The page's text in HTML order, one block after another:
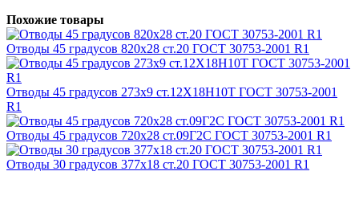
Похожие товары
Отводы 45 градусов 820х28 ст.20 ГОСТ 30753-2001 R1
Отводы 45 градусов 273х9 ст.12Х18Н10Т ГОСТ 30753-2001
R1
Отводы 45 градусов 720х28 ст.09Г2С ГОСТ 30753-2001 R1
Отводы 30 градусов 377х18 ст.20 ГОСТ 30753-2001 R1